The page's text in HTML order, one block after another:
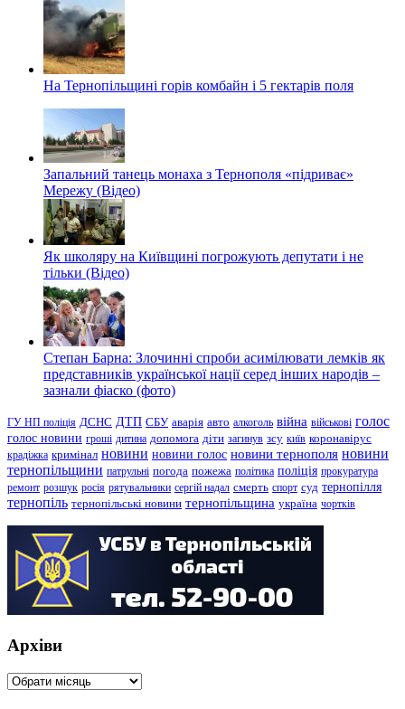
На Тернопільщині горів комбайн і 5 гектарів поля
Запальний танець монаха з Тернополя «підриває»
Мережу (Відео)
Як школяру на Київщині погрожують депутати і не
тільки (Відео)
Степан Барна: Злочинні спроби асимілювати лемків як
представників української нації серед інших народів –
зазнали фіаско (фото)
ГУ НП поліція ДСНС ДТП СБУ аварія авто алкоголь війна військові голос
голос новини гроші дитина допомога діти загинув зсу київ коронавірус
крадіжка кримінал новини новини голос новини тернополя новини
тернопільщини патрульні погода пожежа політика поліція прокуратура
ремонт розшук росія рятувальники сергій надал смерть спорт суд тернопілля
тернопіль тернопільські новини тернопільщина україна чортків
Архіви
Архіви